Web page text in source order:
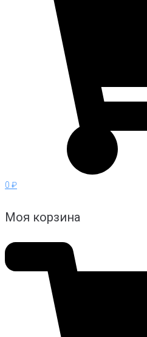
0 ₽
Моя корзина